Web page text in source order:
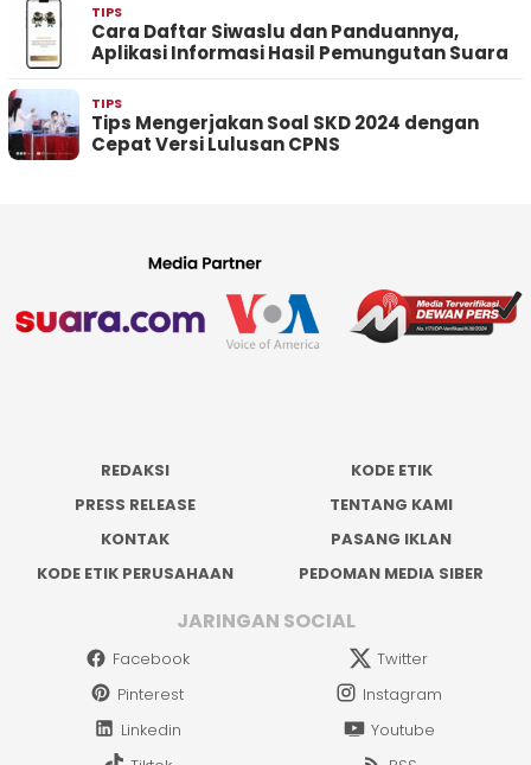
TIPS
Cara Daftar Siwaslu dan Panduannya,
Aplikasi Informasi Hasil Pemungutan Suara
TIPS
Tips Mengerjakan Soal SKD 2024 dengan
Cepat Versi Lulusan CPNS
REDAKSI
KODE ETIK
PRESS RELEASE
TENTANG KAMI
KONTAK
PASANG IKLAN
KODE ETIK PERUSAHAAN
PEDOMAN MEDIA SIBER
JARINGAN SOCIAL
Facebook
Twitter
Pinterest
Instagram
Linkedin
Youtube